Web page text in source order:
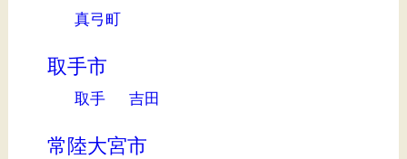
真弓町
取手市
取手 吉田
常陸大宮市